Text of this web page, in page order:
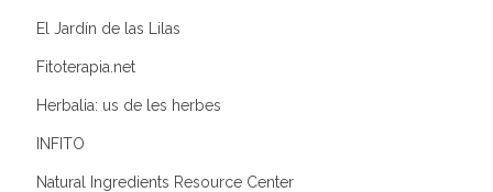
El Jardín de las Lilas
Fitoterapia.net
Herbalia: us de les herbes
INFITO
Natural Ingredients Resource Center